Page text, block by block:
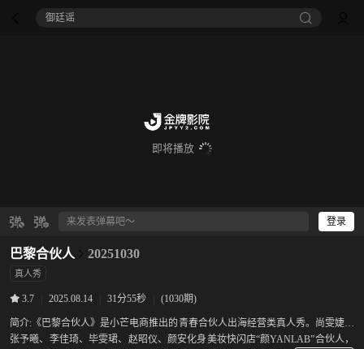
御廷谣‎
即将播放
登录
巴黎合伙人 20251030
真人秀
3.7 2025.08.14 31分55秒 (1030期)
简介: 《巴黎合伙人》是小芒电商推出的青春合伙人出海经营类真人秀。尚雯婕、
张予曦、李佳琦、毕雯珺、赵昭仪、颜安化身美妆快闪店“颜YANLAB”合伙人，